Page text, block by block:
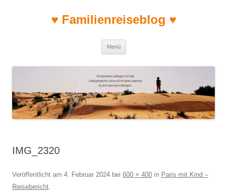
♥ Familienreiseblog ♥
Menü
IMG_2320
Veröffentlicht am 4. Februar 2024 bei 600 × 400 in Paris mit Kind –
Reisebericht.